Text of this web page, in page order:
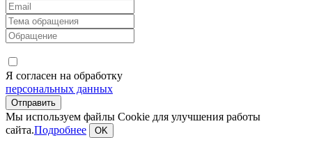
Я согласен на обработку
персональных данных
Мы используем файлы Cookie для улучшения работы
сайта.Подробнее OK